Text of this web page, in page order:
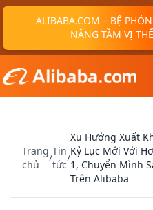
ALIBABA.COM – BỆ
NÂNG TẦM VỊ
Trang
chủ
/
Tin
tức
/
Xu Hướng Xuất
Kỷ Lục Mới Với
1, Chuyển Mình
Trên Alibaba